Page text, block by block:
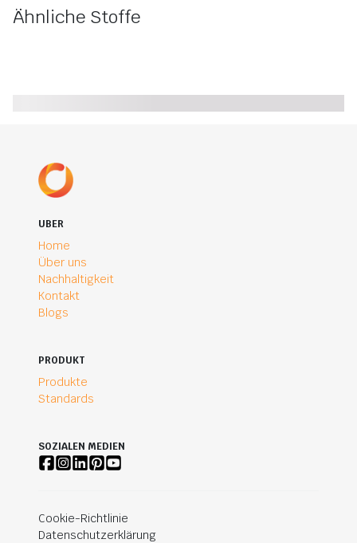
Ähnliche Stoffe
UBER
Home
Über uns
Nachhaltigkeit
Kontakt
Blogs
PRODUKT
Produkte
Standards
SOZIALEN MEDIEN
Cookie-Richtlinie
Datenschutzerklärung